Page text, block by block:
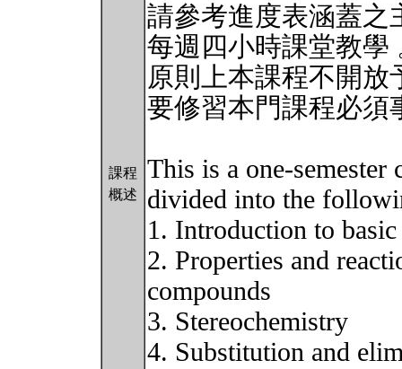
課程
概述
請參考進度表涵蓋之
每週四小時課堂教學
原則上本課程不開
要修習本門課程必須
This is a one-semester
divided into the
1. Introduction to
2. Properties and
compounds
3. Stereochemistry
4. Substitution and